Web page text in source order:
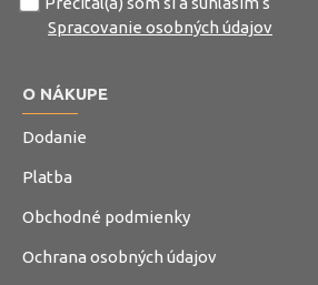
Spracovanie osobných údajov
O NÁKUPE
Dodanie
Platba
Obchodné podmienky
Ochrana osobných údajov